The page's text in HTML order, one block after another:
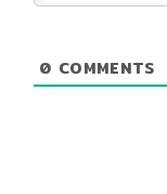
0 COMMENTS